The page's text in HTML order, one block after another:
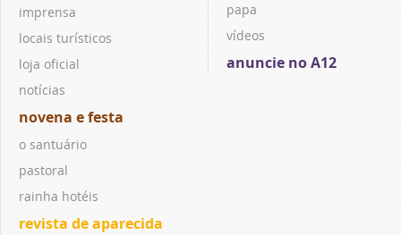
imprensa
locais turísticos
loja oficial
notícias
novena e festa
o santuário
pastoral
rainha hotéis
revista de aparecida
papa
vídeos
anuncie no A12